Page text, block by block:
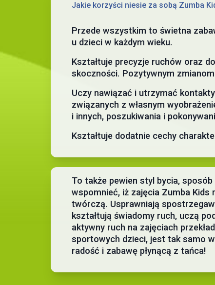
Jakie korzyści niesie za sobą Zumba
Przede wszystkim to świetna
u dzieci w każdym wieku.
Kształtuje precyzje ruchów oraz
skoczności. Pozytywnym
Uczy nawiązać i utrzymać
związanych z własnym
i innych, poszukiwania i
Kształtuje dodatnie cechy
To także pewien styl bycia,
wspomnieć, iż zajęcia Zumba
twórczą. Usprawniają
kształtują świadomy ruch, uczą
aktywny ruch na zajęciach
sportowych dzieci, jest tak samo
radość i zabawę płynącą z tańca!